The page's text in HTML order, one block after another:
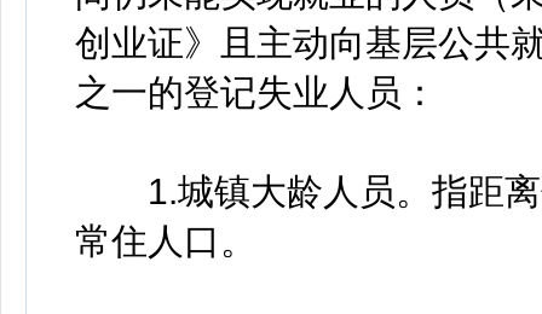
创业证》且主动向基层公共
之一的登记失业人员：
1.城镇大龄人员。指距离
常住人口。